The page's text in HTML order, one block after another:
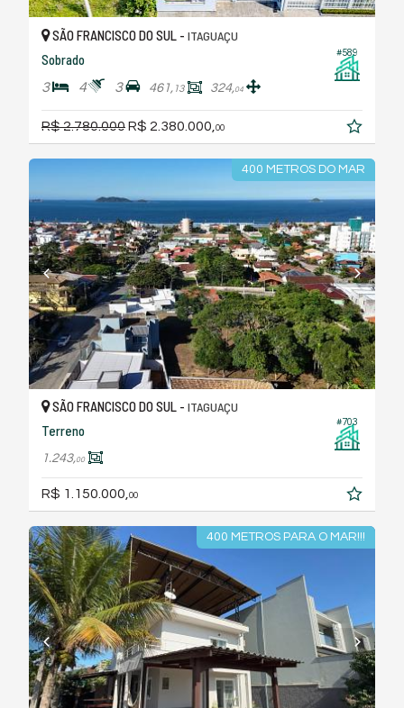
#589
SÃO FRANCISCO DO SUL - ITAGUAÇU
Sobrado
3 4 3 461, 13 324,04
R$ 2.780.000R$ 2.380.000, 00
400 METROS DO MAR
#703
SÃO FRANCISCO DO SUL - ITAGUAÇU
Terreno
1.243,00
R$ 1.150.000,00
400 METROS PARA O MAR!!!